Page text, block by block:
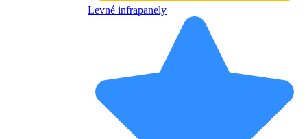
Levné infrapanely